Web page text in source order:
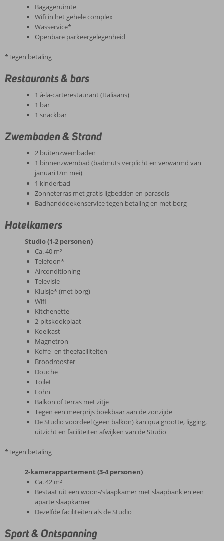
Bagageruimte
Wifi in het gehele complex
Wasservice*
Openbare parkeergelegenheid
*Tegen betaling
Restaurants & bars
1 à-la-carterestaurant (Italiaans)
1 bar
1 snackbar
Zwembaden & Strand
2 buitenzwembaden
1 binnenzwembad (badmuts verplicht en verwarmd van
januari t/m mei)
1 kinderbad
Zonneterras met gratis ligbedden en parasols
Badhanddoekenservice tegen betaling en met borg
Hotelkamers
Studio (1-2 personen)
Ca. 40 m²
Telefoon*
Airconditioning
Televisie
Kluisje* (met borg)
Wifi
Kitchenette
2-pitskookplaat
Koelkast
Magnetron
Koffe- en theefaciliteiten
Broodrooster
Douche
Toilet
Föhn
Balkon of terras met zitje
Tegen een meerprijs boekbaar aan de zonzijde
De Studio voordeel (geen balkon) kan qua grootte, ligging,
uitzicht en faciliteiten afwijken van de Studio
*Tegen betaling
2-kamerappartement (3-4 personen)
Ca. 42 m²
Bestaat uit een woon-/slaapkamer met slaapbank en een
aparte slaapkamer
Dezelfde faciliteiten als de Studio
Sport & Ontspanning